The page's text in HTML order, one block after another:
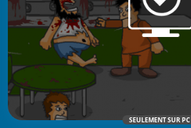
SEULEMENT SUR PC